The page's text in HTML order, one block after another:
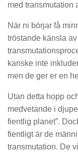
med transmutation
När ni börjar få
tröstande känsla
kanske inte
men de ger er en
Utan detta hopp
medvetande i
fientlig planet”.
fientligt är de
transmutation. De